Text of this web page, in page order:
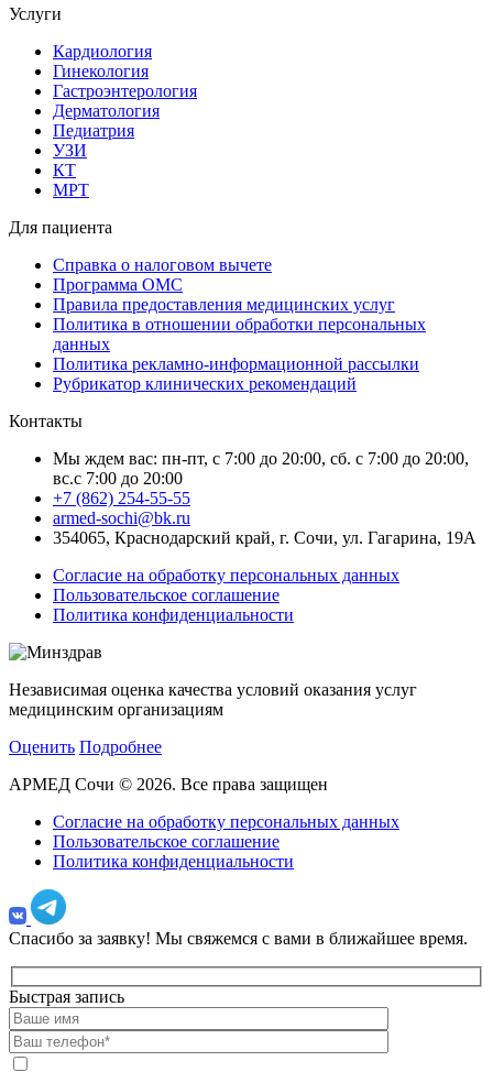
Услуги
Кардиология
Гинекология
Гастроэнтерология
Дерматология
Педиатрия
УЗИ
КТ
МРТ
Для пациента
Справка о налоговом вычете
Программа ОМС
Правила предоставления медицинских услуг
Политика в отношении обработки персональных
данных
Политика рекламно-информационной рассылки
Рубрикатор клинических рекомендаций
Контакты
Мы ждем вас: пн-пт, с 7:00 до 20:00, сб. с 7:00 до 20:00,
вс.с 7:00 до 20:00
+7 (862) 254-55-55
armed-sochi@bk.ru
354065, Краснодарский край, г. Сочи, ул. Гагарина, 19А
Согласие на обработку персональных данных
Пользовательское соглашение
Политика конфиденциальности
Независимая оценка качества условий оказания услуг
медицинским организациям
Оценить Подробнее
АРМЕД Сочи © 2026. Все права защищен
Согласие на обработку персональных данных
Пользовательское соглашение
Политика конфиденциальности
Спасибо за заявку! Мы свяжемся с вами в ближайшее время.
Быстрая запись